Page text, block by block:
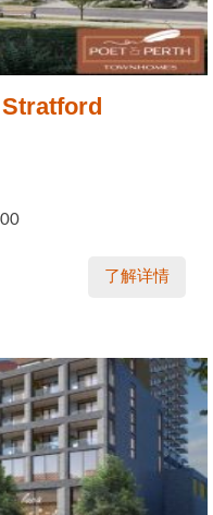
了解详情